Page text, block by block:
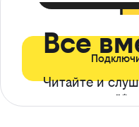
Все
Читайте и
ограничений*